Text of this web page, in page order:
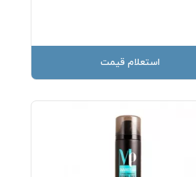
استعلام قیمت